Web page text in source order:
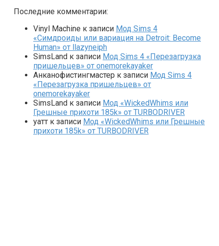
Последние комментарии:
Vinyl Machine к записи Мод Sims 4
«Симдроиды или вариация на Detroit: Become
Human» от llazyneiph
SimsLand к записи Мод Sims 4 «Перезагрузка
пришельцев» от onemorekayaker
Анканофистингмастер к записи Мод Sims 4
«Перезагрузка пришельцев» от
onemorekayaker
SimsLand к записи Мод «WickedWhims или
Грешные прихоти 185k» от TURBODRIVER
yaтт к записи Мод «WickedWhims или Грешные
прихоти 185k» от TURBODRIVER